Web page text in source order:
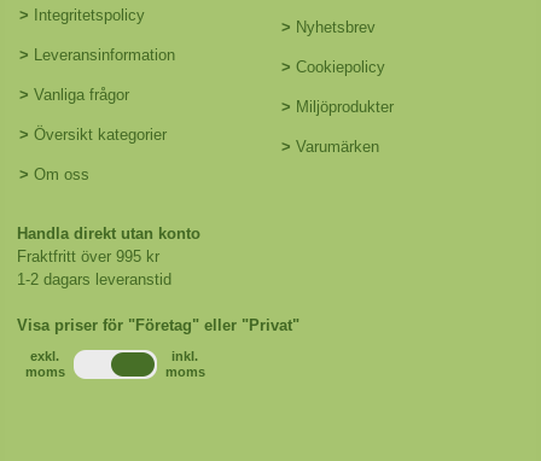
> Integritetspolicy
> Leveransinformation
> Vanliga frågor
> Översikt kategorier
> Om oss
> Nyhetsbrev
> Cookiepolicy
> Miljöprodukter
> Varumärken
Handla direkt utan konto
Fraktfritt över 995 kr
1-2 dagars leveranstid
Visa priser för "Företag" eller "Privat"
exkl.
moms
inkl.
moms